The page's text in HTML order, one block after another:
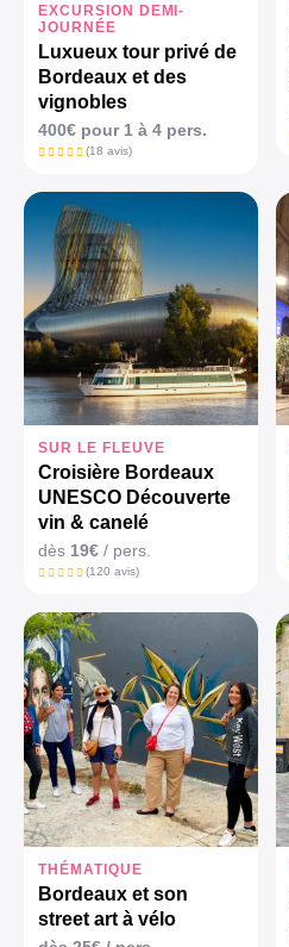
EXCURSION DEMI-
JOURNÉE
Luxueux tour privé de
Bordeaux et des
vignobles
400€ pour 1 à 4 pers.
(18 avis)
SUR LE FLEUVE
Croisière Bordeaux
UNESCO Découverte
vin & canelé
dès 19€ / pers.
(120 avis)
THÉMATIQUE
Bordeaux et son
street art à vélo